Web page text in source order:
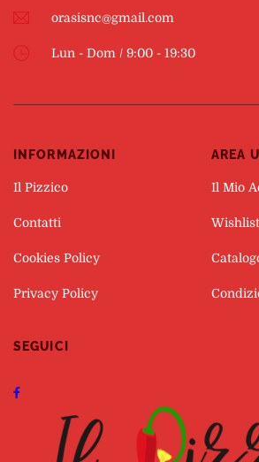
orasisnc@gmail.com
Lun - Dom / 9:00 - 19:30
INFORMAZIONI
Il Pizzico
Contatti
Cookies Policy
Privacy Policy
AREA
Il Mio
Wishlist
SEGUICI